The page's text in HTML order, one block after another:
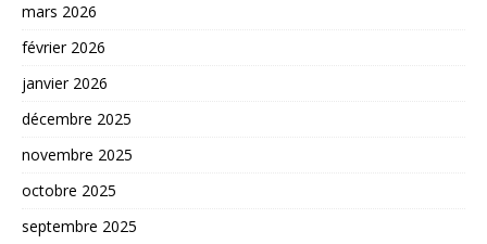
mars 2026
février 2026
janvier 2026
décembre 2025
novembre 2025
octobre 2025
septembre 2025